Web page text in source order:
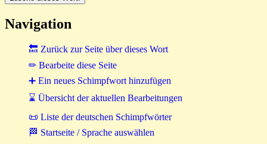
Navigation
🔙 Zurück zur Seite über dieses Wort
✏ Bearbeite diese Seite
➕ Ein neues Schimpfwort hinzufügen
⌛ Übersicht der aktuellen Bearbeitungen
📜 Liste der deutschen Schimpfwörter
🏁 Startseite / Sprache auswählen